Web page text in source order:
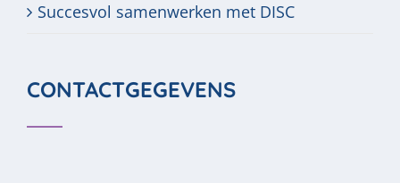
Succesvol samenwerken met DISC
CONTACTGEGEVENS